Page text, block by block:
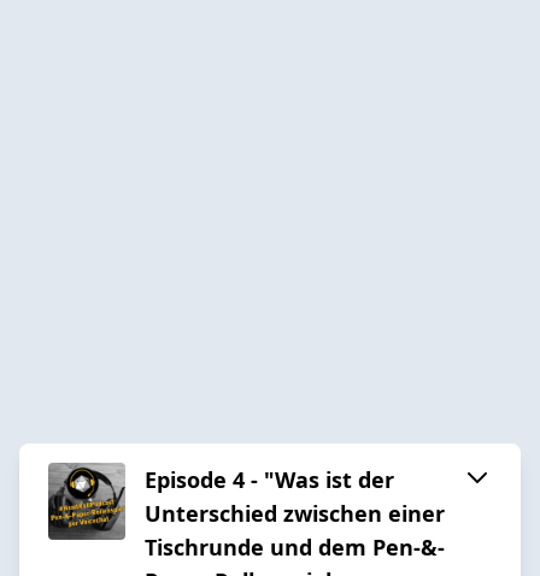
Episode 4 - "Was ist der
Unterschied zwischen einer
Tischrunde und dem Pen-&-